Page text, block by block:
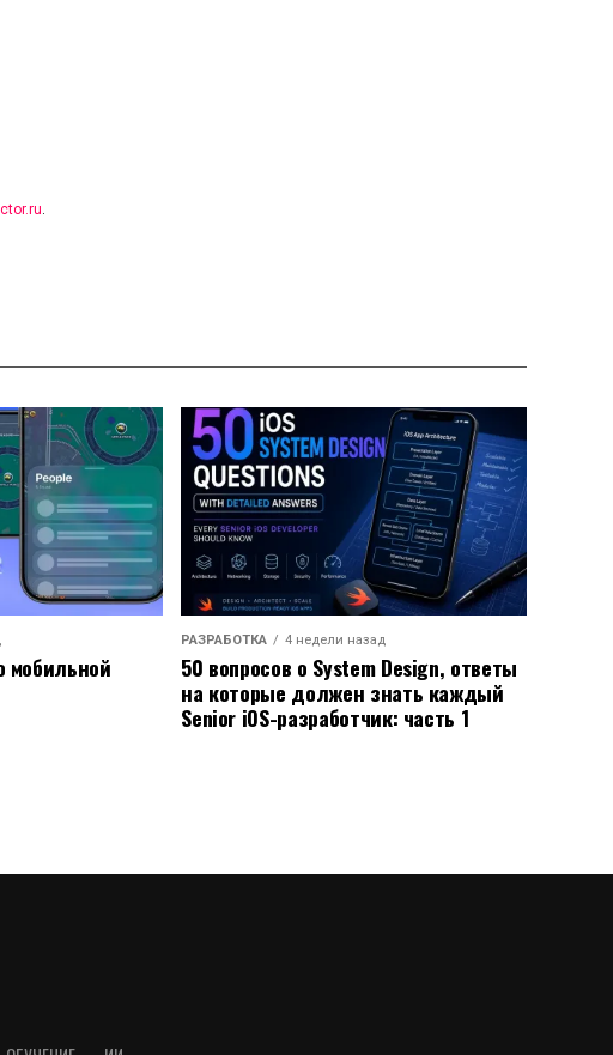
.
мобильной
РАЗРАБОТКА 4 недели назад
50 вопросов о System Design, ответы
на которые должен знать каждый
Senior iOS-разработчик: часть 1